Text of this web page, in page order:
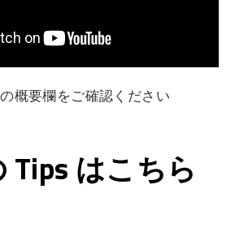
概要欄をご確認ください
Tips はこちら